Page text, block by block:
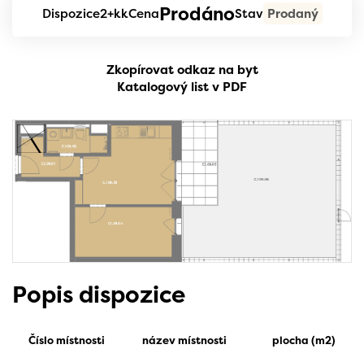
Dispozice2+kkCenaProdánoStav Prodaný
Zkopírovat odkaz na byt
Katalogový list v PDF
Popis dispozice
Číslo místnosti název místnosti plocha (m2)